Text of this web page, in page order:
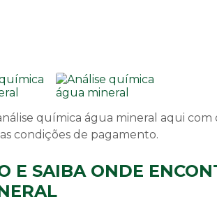
química água mineral aqui com
condições de pagamento.
E SAIBA ONDE